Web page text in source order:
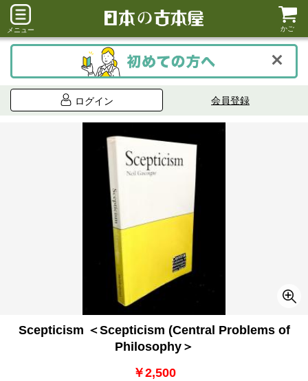
メニュー かご
ログイン 会員登録
Scepticism ＜Scepticism (Central Problems of
Philosophy＞
￥2,500